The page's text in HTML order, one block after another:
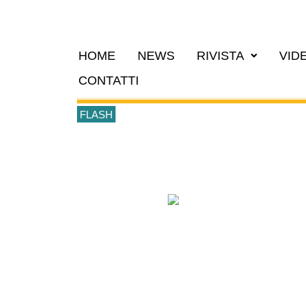
HOME NEWS RIVISTA
CONTATTI
FLASH